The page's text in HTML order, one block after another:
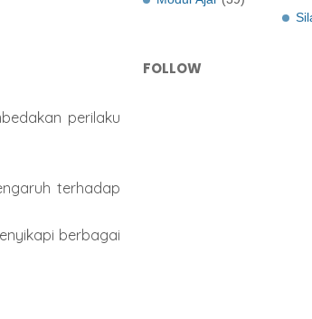
perilaku
terhadap
berbagai
FOLLOW